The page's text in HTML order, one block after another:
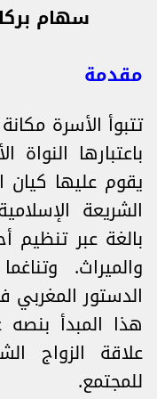
سهام
مقدمة
تتبوأ الأسرة
باعتبارها
يقوم عليها كيان
الشريعة
بالغة عبر تنظيم
والميراث.
هذا المبدأ
علاقة الزواج
للمجتمع.